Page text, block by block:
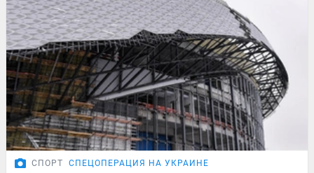
СПОРТ СПЕЦОПЕРАЦИЯ НА УКРАИНЕ